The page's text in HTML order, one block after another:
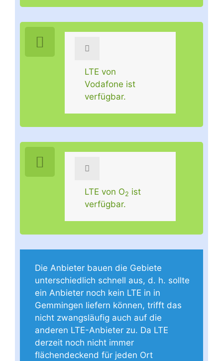
LTE von
Vodafone ist
verfügbar.
LTE von O2 ist
verfügbar.
Die Anbieter bauen die Gebiete
unterschiedlich schnell aus, d. h. sollte
ein Anbieter noch kein LTE in in
Gemmingen liefern können, trifft das
nicht zwangsläufig auch auf die
anderen LTE-Anbieter zu. Da LTE
derzeit noch nicht immer
flächendeckend für jeden Ort